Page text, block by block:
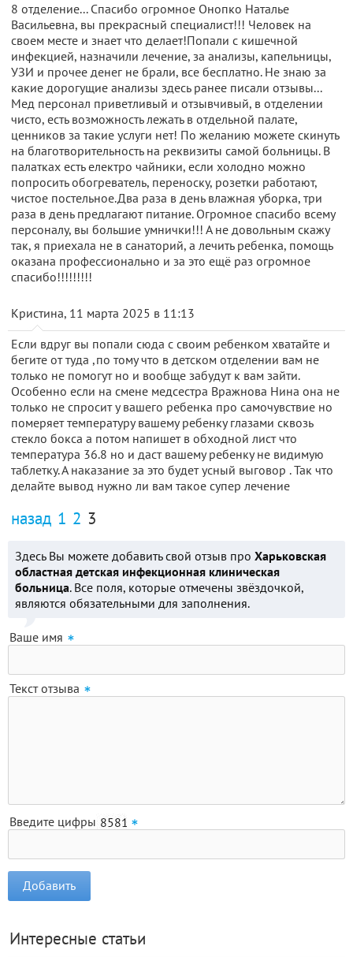
8 отделение... Спасибо огромное Онопко Наталье
Васильевна, вы прекрасный специалист!!! Человек на
своем месте и знает что делает!Попали с кишечной
инфекцией, назначили лечение, за анализы, капельницы,
УЗИ и прочее денег не брали, все бесплатно. Не знаю за
какие дорогущие анализы здесь ранее писали отзывы...
Мед персонал приветливый и отзывчивый, в отделении
чисто, есть возможность лежать в отдельной палате,
ценников за такие услуги нет! По желанию можете скинуть
на благотворительность на реквизиты самой больницы. В
палатках есть електро чайники, если холодно можно
попросить обогреватель, переноску, розетки работают,
чистое постельное.Два раза в день влажная уборка, три
раза в день предлагают питание. Огромное спасибо всему
персоналу, вы большие умнички!!! А не довольным скажу
так, я приехала не в санаторий, а лечить ребенка, помощь
оказана профессионально и за это ещё раз огромное
спасибо!!!!!!!!!
Кристина, 11 марта 2025 в 11:13
Если вдруг вы попали сюда с своим ребенком хватайте и
бегите от туда ,по тому что в детском отделении вам не
только не помогут но и вообще забудут к вам зайти.
Особенно если на смене медсестра Вражнова Нина она не
только не спросит у вашего ребенка про самочувствие но
померяет температуру вашему ребенку глазами сквозь
стекло бокса а потом напишет в обходной лист что
температура 36.8 но и даст вашему ребенку не видимую
таблетку. А наказание за это будет усный выговор . Так что
делайте вывод нужно ли вам такое супер лечение
назад 1 2 3
Здесь Вы можете добавить свой отзыв про Харьковская
областная детская инфекционная клиническая
больница. Все поля, которые отмечены звёздочкой,
являются обязательными для заполнения.
Ваше имя
Текст отзыва
Введите цифры
Интересные статьи